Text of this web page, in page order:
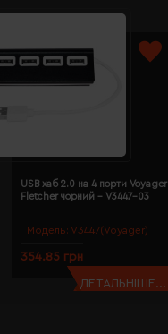
Модель: V3447(Voyager)
USB хаб 2.0 на 4 порти Voyager
Fletcher чорний - V3447-03
354.85 грн
ДЕТАЛЬНІШЕ...